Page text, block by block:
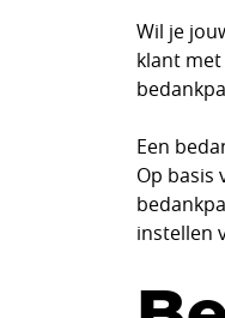
Wil je
klant
Een
Op basis
instellen